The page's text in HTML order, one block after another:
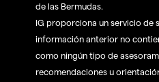
de las Bermudas.
IG proporciona un servicio de
información anterior no
como ningún tipo de
recomendaciones u